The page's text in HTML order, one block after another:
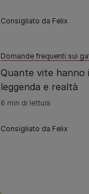
Consigliato da Felix
Domande frequenti sui
Quante vite hanno
leggenda e realtà
6 min di lettura
Consigliato da Felix